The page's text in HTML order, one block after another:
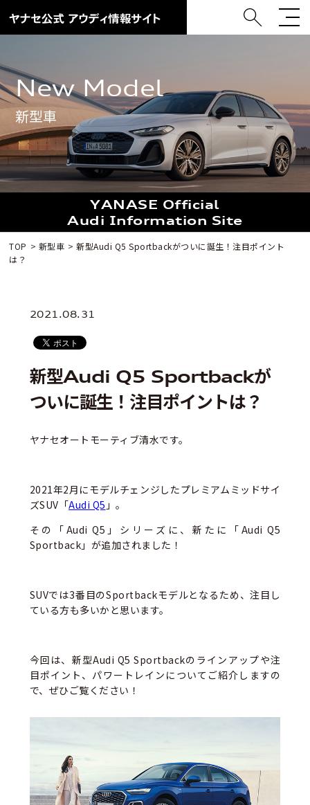
New Model
新型車
YANASE Official
Audi Information Site
TOP 新型車
新型Audi Q5 Sportbackがついに誕生！注目ポイント
は？
2021.08.31
新型Audi Q5 Sportbackが
ついに誕生！注目ポイントは？
ヤナセオートモーティブ清水です。
2021年2月にモデルチェンジしたプレミアムミッドサイ
ズSUV「Audi Q5 」。
その「Audi Q5」シリーズに、新たに「Audi Q5
Sportback」が追加されました！
SUVでは3番目のSportbackモデルとなるため、注目し
ている方も多いかと思います。
今回は、新型Audi Q5 Sportbackのラインアップや注
目ポイント、パワートレインについてご紹介しますの
で、ぜひご覧ください！